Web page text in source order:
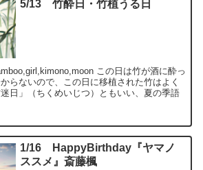
5/13 竹酔日・竹植うる日
この日は竹が酒に酔っ
らないので、この日に移植された竹はよく
日」（ちくめいじつ）ともいい、夏の季語
1/16 HappyBirthday『ヤマノ
ススメ』斎藤楓